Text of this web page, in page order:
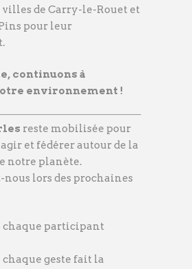
villes de Carry-le-Rouet et
pour leur
continuons à
environnement !
reste mobilisée pour
et fédérer autour de la
notre planète.
nous lors des prochaines
chaque participant
chaque geste fait la